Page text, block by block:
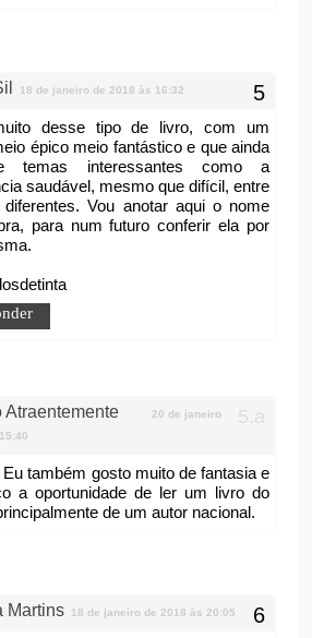
18 de janeiro de 2018 às 16:32
desse tipo de livro, com um
épico meio fantástico e que ainda
temas interessantes como a
saudável, mesmo que difícil, entre
diferentes. Vou anotar aqui o nome
para num futuro conferir ela por
Atraentemente
20 de janeiro
Eu também gosto muito de fantasia e
a oportunidade de ler um livro do
de um autor nacional.
Martins 18 de janeiro de 2018 às 20:05